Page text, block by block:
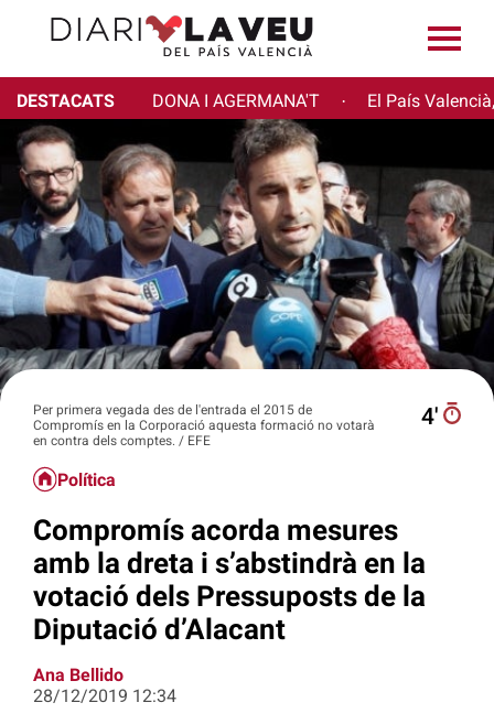
DESTACATS DONA I AGERMANA'T · El País
Per primera vegada des de l'entrada el 2015 de
Compromís en la Corporació aquesta formació no votarà
en contra dels comptes. / EFE
4′
Política
Compromís acorda mesures
amb la dreta i s’abstindrà en la
votació dels Pressuposts de la
Diputació d’Alacant
Ana Bellido
28/12/2019 12:34